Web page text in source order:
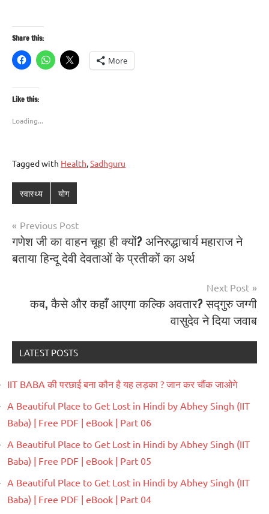
Share this:
More
Like this:
Loading...
Tagged with Health,Sadhguru
स्वास्थ्य योग
Previous Post
गणेश जी का वाहन चूहा ही क्यों? अनिरुद्धाचार्य महाराज ने
बताया हिन्दू देवी देवताओं के प्रतीकों का अर्थ
Next Post
कब, कैसे और कहाँ आएगा कल्कि अवतार? सद्गुरु जग्गी
वासुदेव ने दिया जवाब
LATEST POSTS
IIT BABA की परछाई बना कौन है यह लड़का ? जान कर चौंक जाओगे
A Beautiful Place to Get Lost in Hindi by Abhey Singh (IIT
Baba) | Free PDF | eBook | Part 06
A Beautiful Place to Get Lost in Hindi by Abhey Singh (IIT
Baba) | Free PDF | eBook | Part 05
A Beautiful Place to Get Lost in Hindi by Abhey Singh (IIT
Baba) | Free PDF | eBook | Part 04